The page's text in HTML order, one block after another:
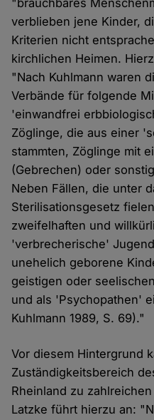
"brauchbares
verblieben jene Kinder,
Kriterien nicht
kirchlichen Heimen.
"Nach Kuhlmann waren
Verbände für folgende
'einwandfrei
Zöglinge, die aus einer
stammten, Zöglinge mit
(Gebrechen) oder
Neben Fällen, die unter
Sterilisationsgesetz
zweifelhaften und
'verbrecherische'
unehelich geborene
geistigen oder
und als 'Psychopathen'
Kuhlmann 1989, S. 69)."
Vor diesem Hintergrund
Zuständigkeitsbereich
Rheinland zu
Latzke führt hierzu an: